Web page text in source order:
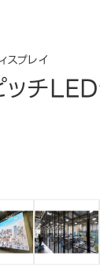
スプレイ
チ